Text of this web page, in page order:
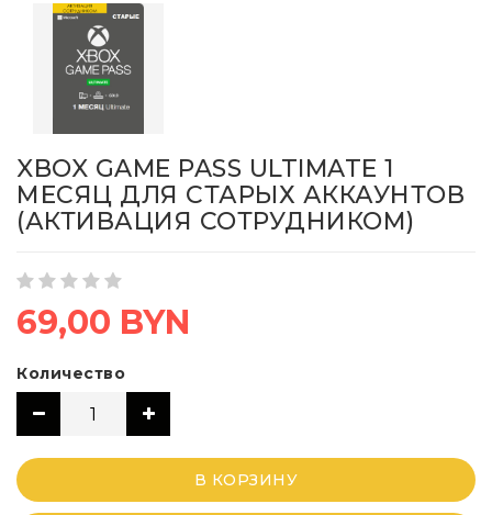
XBOX GAME PASS ULTIMATE 1
МЕСЯЦ ДЛЯ СТАРЫХ АККАУНТОВ
(АКТИВАЦИЯ СОТРУДНИКОМ)
69,00 BYN
Количество
В КОРЗИНУ